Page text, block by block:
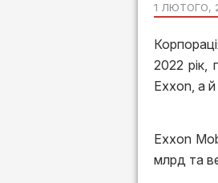
1 ЛЮТОГО,
2022 рік,
Exxon, а й
Exxon
млрд та